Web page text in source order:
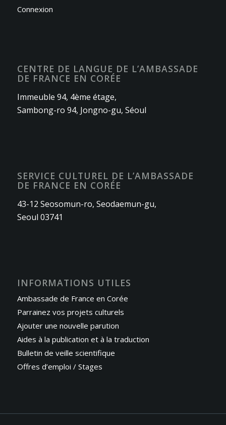
Connexion
CENTRE DE LANGUE DE L’AMBASSADE
DE FRANCE EN CORÉE
Immeuble 94, 4ème étage,
Sambong-ro 94, Jongno-gu, Séoul
SERVICE CULTUREL DE L’AMBASSADE
DE FRANCE EN CORÉE
43-12 Seosomun-ro, Seodaemun-gu,
Seoul 03741
INFORMATIONS UTILES
Ambassade de France en Corée
Parrainez vos projets culturels
Ajouter une nouvelle parution
Aides à la publication et à la traduction
Bulletin de veille scientifique
Offres d’emploi / Stages